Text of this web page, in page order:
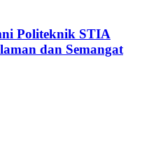
Politeknik STIA
dan Semangat